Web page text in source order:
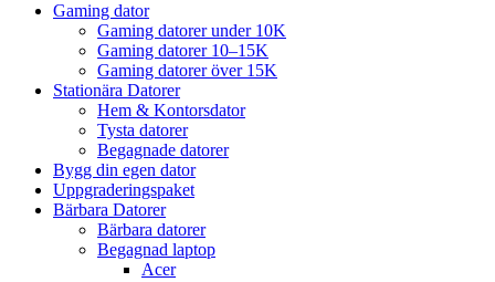
Gaming dator
Gaming datorer under 10K
Gaming datorer 10–15K
Gaming datorer över 15K
Stationära Datorer
Hem & Kontorsdator
Tysta datorer
Begagnade datorer
Bygg din egen dator
Uppgraderingspaket
Bärbara Datorer
Bärbara datorer
Begagnad laptop
Acer